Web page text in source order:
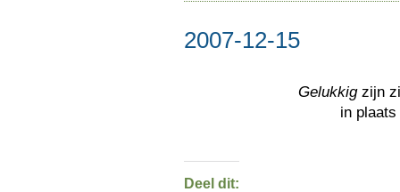
2007-12-15
Gelukkigzijn
in
Deel dit: